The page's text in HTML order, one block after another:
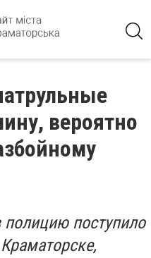
вероятно
поступило